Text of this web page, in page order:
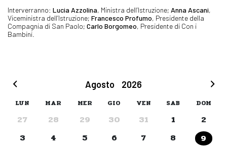
Interverranno: Lucia Azzolina, Ministra dell’Istruzione; Anna Ascani,
Viceministra dell’Istruzione; Francesco Profumo, Presidente della
Compagnia di San Paolo; Carlo Borgomeo, Presidente di Con i
Bambini.
Agosto 2026
LUN MAR MER GIO VEN SAB DOM
27 28 29 30 31 1
2
3
4 5 6 7 8
9